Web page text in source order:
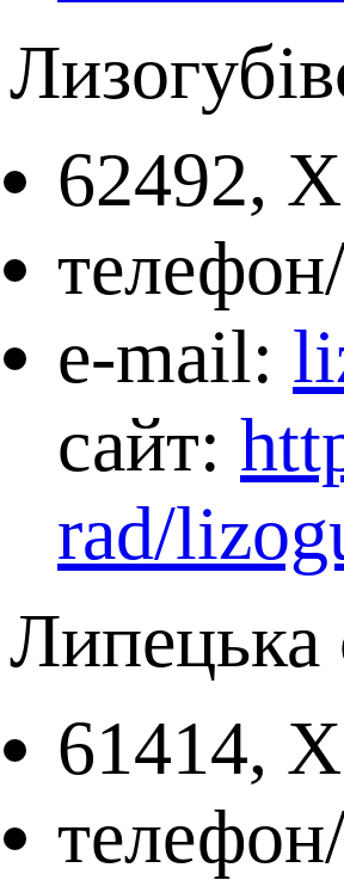
62492,
e-mail:
сайт:
rad/
Липецька
61414,